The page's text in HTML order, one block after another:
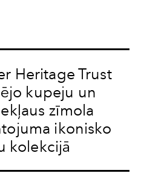
Heritage Trust
kupeju un
zīmola
ikonisko
kolekcijā